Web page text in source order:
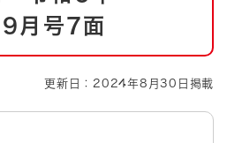
月号7面
更新日：2024年8月30日掲載